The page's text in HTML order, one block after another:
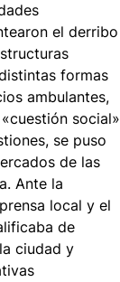
el derribo
formas
ambulantes,
social»
se puso
de las
Ante la
local y el
de
ciudad y